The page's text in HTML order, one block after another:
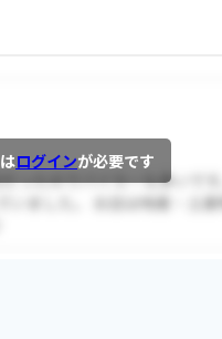
ログインが必要です